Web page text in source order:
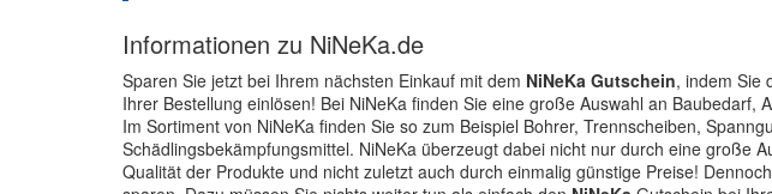
Informationen zu NiNeKa.de
Sparen Sie jetzt bei Ihrem nächsten Einkauf mit dem NiNeKa Gutschein, indem Sie
Ihrer Bestellung einlösen! Bei NiNeKa finden Sie eine große Auswahl an Baubedarf,
Im Sortiment von NiNeKa finden Sie so zum Beispiel Bohrer, Trennscheiben,
Schädlingsbekämpfungsmittel. NiNeKa überzeugt dabei nicht nur durch eine große
Qualität der Produkte und nicht zuletzt auch durch einmalig günstige Preise!